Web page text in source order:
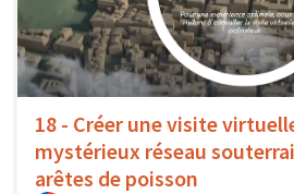
18 - Créer une visite
mystérieux réseau
arêtes de poisson